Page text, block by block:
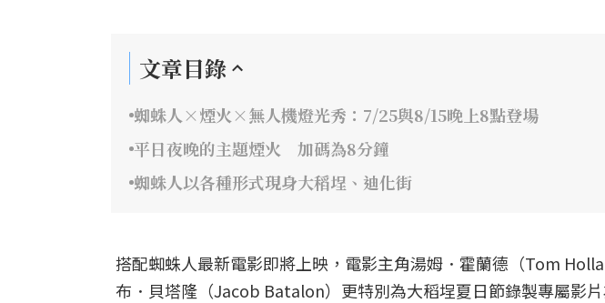
文章目錄
蜘蛛人×煙火×無人機燈光秀：7/25與8/15晚上8點登場
平日夜晚的主題煙火 加碼為8分鐘
蜘蛛人以各種形式現身大稻埕、迪化街
搭配蜘蛛人最新電影即將上映，電影主角湯姆．霍蘭德（Tom
布．貝塔隆（Jacob Batalon）更特別為大稻埕夏日節錄製專屬影